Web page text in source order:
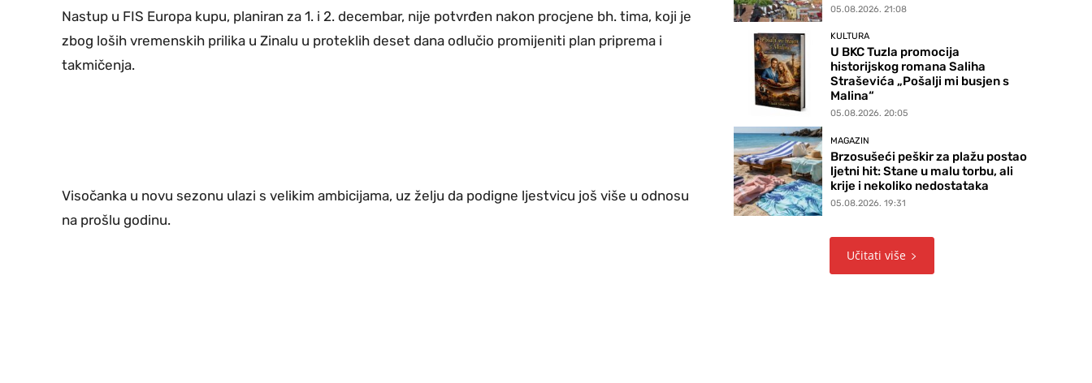
Nastup u FIS Europa kupu, planiran za 1. i 2. decembar, nije potvrđen nakon procjene bh. tima, koji je
zbog loših vremenskih prilika u Zinalu u proteklih deset dana odlučio promijeniti plan priprema i
takmičenja.
Visočanka u novu sezonu ulazi s velikim ambicijama, uz želju da podigne ljestvicu još više u odnosu
na prošlu godinu.
05.08.2026. 21:08
KULTURA
U BKC Tuzla promocija
historijskog romana Saliha
Straševića „Pošalji mi busjen s
Malina“
05.08.2026. 20:05
MAGAZIN
Brzosušeći peškir za plažu postao
ljetni hit: Stane u malu torbu, ali
krije i nekoliko nedostataka
05.08.2026. 19:31
Učitati više